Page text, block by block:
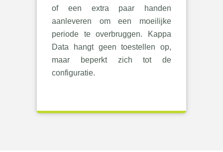
of een extra paar handen
aanleveren om een moeilijke
periode te overbruggen. Kappa
Data hangt geen toestellen op,
maar beperkt zich tot de
configuratie.